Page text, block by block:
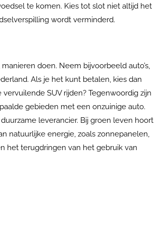
te komen. Kies tot slot niet altijd het
wordt verminderd.
doen. Neem bijvoorbeeld auto’s,
Als je het kunt betalen, kies dan
SUV rijden? Tegenwoordig zijn
gebieden met een onzuinige auto.
leverancier. Bij groen leven hoort
natuurlijke energie, zoals zonnepanelen,
het terugdringen van het gebruik van